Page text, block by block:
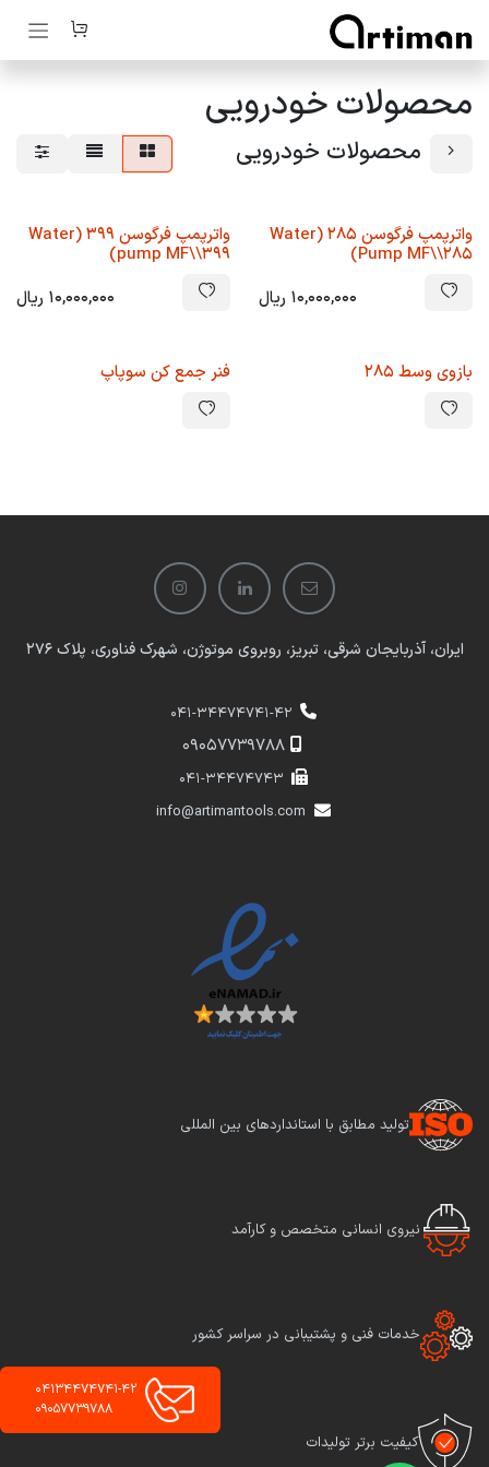
صرف نظر و مشاهده محتوا
محصولات خودرویی
محصولات خودرویی
واترپمپ فرگوسن 285 (Water
Pump MF\\285)
10,000,000 ریال
واترپمپ فرگوسن 399 (Water
pump MF\\399)
10,000,000 ریال
بازوی وسط 285 فنر جمع کن سوپاپ
ایران، آذربایجان شرقی، تبریز، روبروی موتوژن، شهرک فناوری، پلاک 276
041-34474741-42
​​09057739788
041-34474743
info@artimantools.com
04134474741-42
09057739788
تولید مطابق با استانداردهای بین المللی
نیروی انسانی متخصص و کارآمد
خدمات فنی و پشتیبانی در سراسر کشور
کیفیت برتر تولیدات